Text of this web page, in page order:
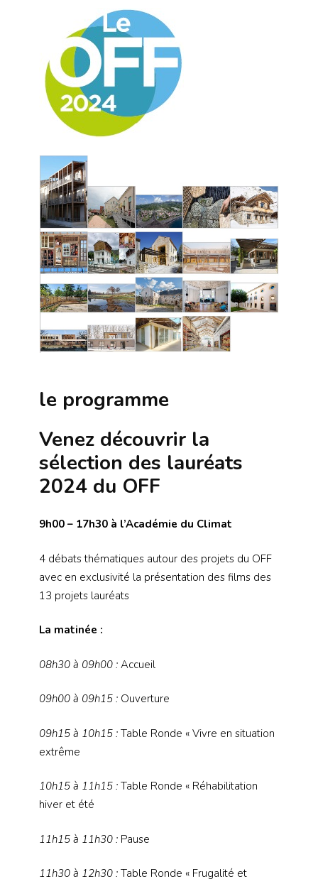
le programme
Venez découvrir la
sélection des lauréats
2024 du OFF
9h00 – 17h30 à l’Académie du Climat
4 débats thématiques autour des projets du OFF
avec en exclusivité la présentation des films des
13 projets lauréats
La matinée :
08h30 à 09h00 : Accueil
09h00 à 09h15 : Ouverture
09h15 à 10h15 : Table Ronde « Vivre en situation
extrême
10h15 à 11h15 : Table Ronde « Réhabilitation
hiver et été
11h15 à 11h30 : Pause
11h30 à 12h30 : Table Ronde « Frugalité et